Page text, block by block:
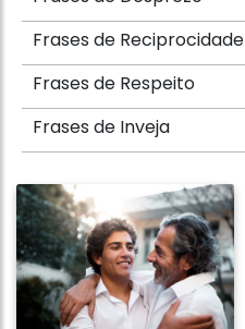
Frases de Reciprocidade
Frases de Respeito
Frases de Inveja